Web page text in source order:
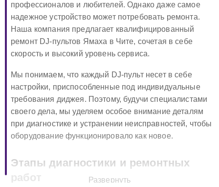
профессионалов и любителей. Однако даже самое
надежное устройство может потребовать ремонта.
Наша компания предлагает квалифицированный
ремонт DJ-пультов Ямаха в Чите, сочетая в себе
скорость и высокий уровень сервиса.
Мы понимаем, что каждый DJ-пульт несет в себе
настройки, приспособленные под индивидуальные
требования диджея. Поэтому, будучи специалистами
своего дела, мы уделяем особое внимание деталям
при диагностике и устранении неисправностей, чтобы
оборудование функционировало как новое.
Этапы диагностики и ремонтных
Развернуть